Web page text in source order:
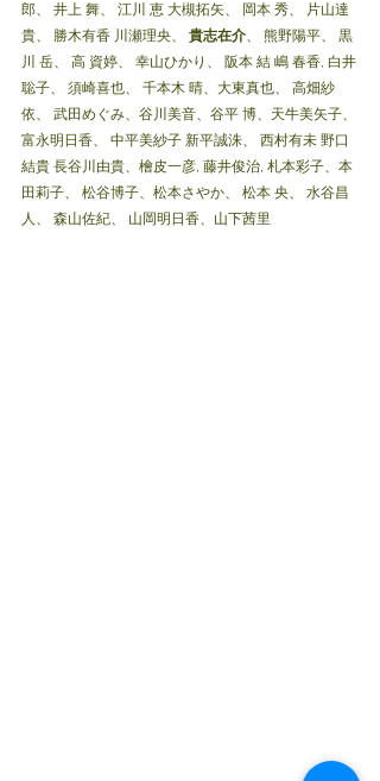
郎、 井上 舞、 江川 恵 大槻拓矢、 岡本 秀、 片山達
貴、 勝木有香 川瀬理央、 貴志在介、 熊野陽平、 黒
川 岳、 高 資婷、 幸山ひかり、 阪本 結 嶋 春香, 白井
聡子、 須崎喜也、 千本木 晴、大東真也、 高畑紗
依、 武田めぐみ、谷川美音、谷平 博、天牛美矢子、
富永明日香、 中平美紗子 新平誠洙、 西村有未 野口
結貴 長谷川由貴、檜皮一彦, 藤井俊治, 札本彩子、本
田莉子、 松谷博子、松本さやか、 松本 央、 水谷昌
人、 森山佐紀、 山岡明日香、山下茜里